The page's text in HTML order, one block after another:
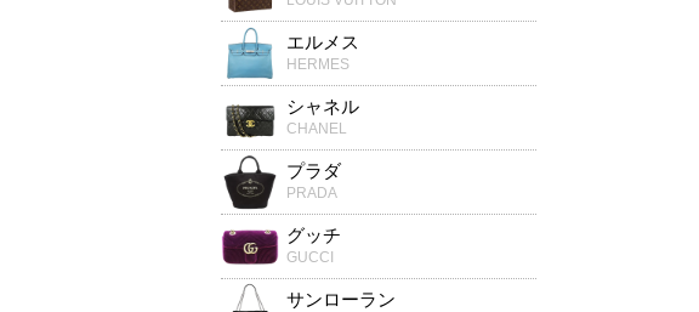
エルメス
HERMES
シャネル
CHANEL
プラダ
PRADA
グッチ
GUCCI
サンローラン